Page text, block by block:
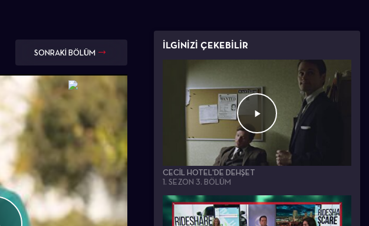
SONRAKİ BÖLÜM
İLGİNİZİ ÇEKEBİLİR
CECIL HOTEL'DE DEHŞET
1. SEZON 3. BÖLÜM